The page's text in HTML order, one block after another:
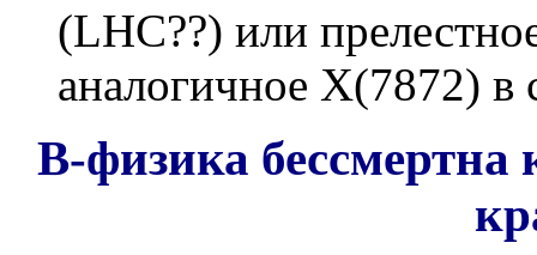
(LHC??) или
аналогичное X(7872) в
B-физика бессмертна